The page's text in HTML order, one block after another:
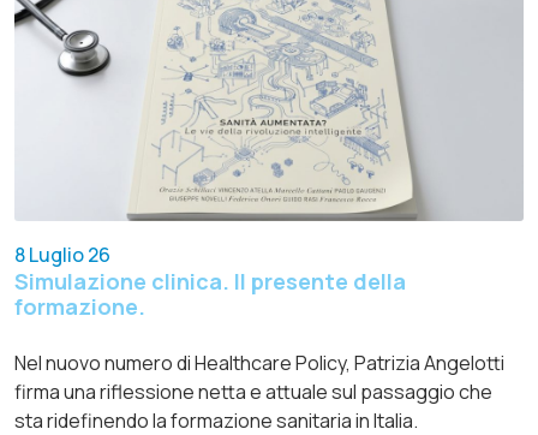
8 Luglio 26
Simulazione clinica. Il presente della
formazione.
Nel nuovo numero di Healthcare Policy, Patrizia Angelotti
firma una riflessione netta e attuale sul passaggio che
sta ridefinendo la formazione sanitaria in Italia.